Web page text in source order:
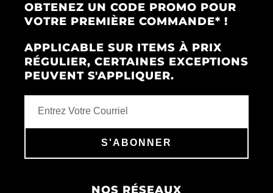
OBTENEZ UN CODE PROMO POUR
VOTRE PREMIÈRE COMMANDE* !
APPLICABLE SUR ITEMS À PRIX
RÉGULIER, CERTAINES EXCEPTIONS
PEUVENT S'APPLIQUER.
S'ABONNER
NOS RÉSEAUX